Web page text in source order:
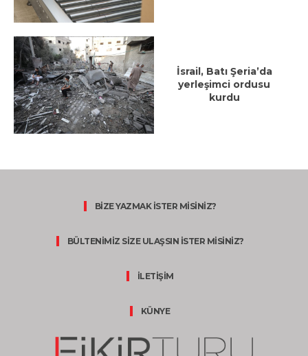
İsrail, Batı Şeria’da
yerleşimci ordusu
kurdu
BİZE YAZMAK İSTER MİSİNİZ?
BÜLTENİMİZ SİZE ULAŞSIN İSTER MİSİNİZ?
İLETİŞİM
KÜNYE